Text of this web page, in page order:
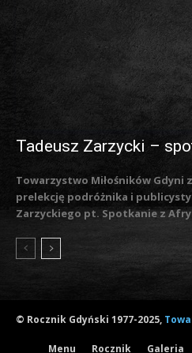
Tadeusz Zarzycki –
Towarzystwo Miłośników Gdyni
prelekcję podróżnika i
© Rocznik Gdyński 1977-2025,
Menu Rocznik Galeria